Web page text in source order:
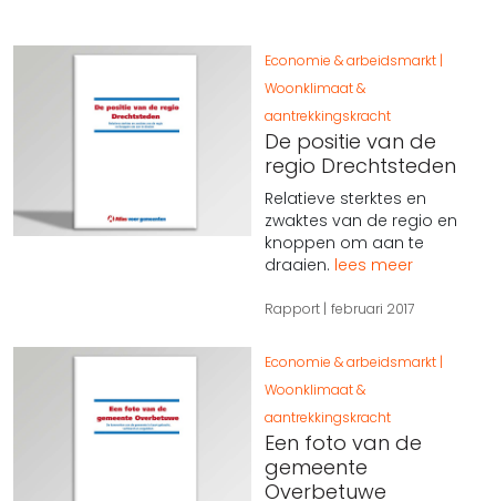
Economie & arbeidsmarkt
Woonklimaat &
aantrekkingskracht
De positie van de
regio Drechtsteden
Relatieve sterktes en
zwaktes van de regio en
knoppen om aan te
draaien. lees meer
Rapport februari 2017
Economie & arbeidsmarkt
Woonklimaat &
aantrekkingskracht
Een foto van de
gemeente
Overbetuwe